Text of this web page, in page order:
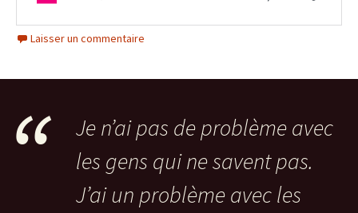
Laisser un commentaire
Je n’ai pas de problème avec
les gens qui ne savent pas.
J’ai un problème avec les